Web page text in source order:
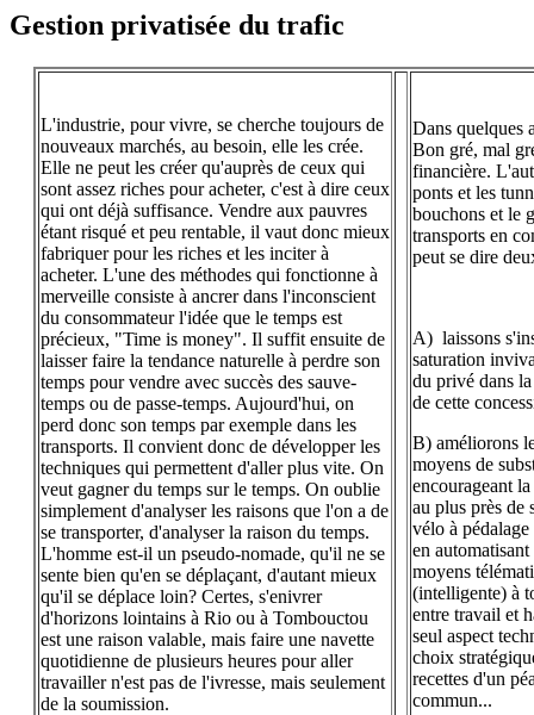
Gestion privatisée du trafic
L'industrie, pour vivre, se cherche toujours de
nouveaux marchés, au besoin, elle les crée.
Elle ne peut les créer qu'auprès de ceux qui
sont assez riches pour acheter, c'est à dire ceux
qui ont déjà suffisance. Vendre aux pauvres
étant risqué et peu rentable, il vaut donc mieux
fabriquer pour les riches et les inciter à
acheter. L'une des méthodes qui fonctionne à
merveille consiste à ancrer dans l'inconscient
du consommateur l'idée que le temps est
précieux, "Time is money". Il suffit ensuite de
laisser faire la tendance naturelle à perdre son
temps pour vendre avec succès des sauve-
temps ou de passe-temps. Aujourd'hui, on
perd donc son temps par exemple dans les
transports. Il convient donc de développer les
techniques qui permettent d'aller plus vite. On
veut gagner du temps sur le temps. On oublie
simplement d'analyser les raisons que l'on a de
se transporter, d'analyser la raison du temps.
L'homme est-il un pseudo-nomade, qu'il ne se
sente bien qu'en se déplaçant, d'autant mieux
qu'il se déplace loin? Certes, s'enivrer
d'horizons lointains à Rio ou à Tombouctou
est une raison valable, mais faire une navette
quotidienne de plusieurs heures pour aller
travailler n'est pas de l'ivresse, mais seulement
de la soumission.
Dans quelques
Bon gré, mal
financière.
ponts et les
bouchons et le
transports en
peut se dire
A) laissons
saturation
du privé dans
de cette
B) améliorons
moyens de
encourageant
au plus près de
vélo à
en
moyens
(intelligente) à
entre travail et
seul aspect
choix
recettes d'un
commun...